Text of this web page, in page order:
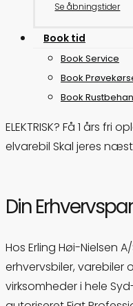
Se åbningstider
Book tid
Book Service
Book
Book
ELEKTRISK? Få 1 års fri
elvarebil Skal jeres
Din
Hos Erling Høi-Nielsen A/
erhvervsbiler,varebiler
virksomhederi hele